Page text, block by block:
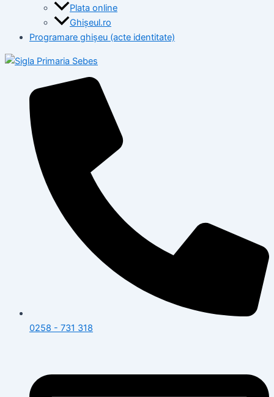
Plata online
Ghișeul.ro
Programare ghișeu (acte identitate)
0258 - 731 318